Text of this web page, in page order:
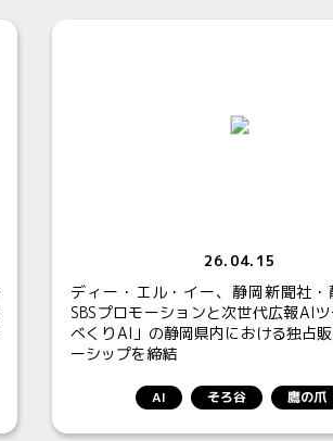
26.04.15
ディー・エル・イー、静岡新聞社・
SBSプロモーションと次世代広報AI
べくりAI」の静岡県内における独占
ーシップを締結
AI そろ谷 鷹の爪